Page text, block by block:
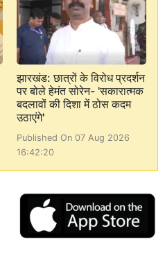
झारखंड: छात्रों के विरोध प्रदर्शन
पर बोले हेमंत सोरेन- 'सकारात्मक
बदलावों की दिशा में ठोस कदम
उठाएंगे'
Published On 07 Aug 2026
16:42:20